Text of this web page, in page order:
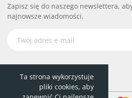
Zapisz się do naszego newslettera,
najnowsze wiadomości.
Ta strona wykorzystuje
pliki cookies, aby